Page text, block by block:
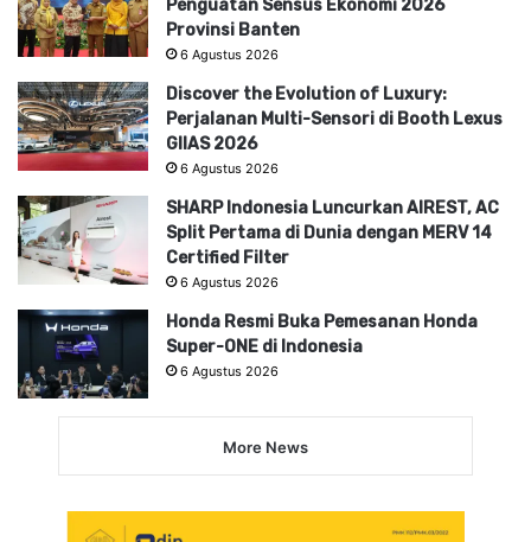
Penguatan Sensus Ekonomi 2026
Provinsi Banten
6 Agustus 2026
Discover the Evolution of Luxury:
Perjalanan Multi-Sensori di Booth Lexus
GIIAS 2026
6 Agustus 2026
SHARP Indonesia Luncurkan AIREST, AC
Split Pertama di Dunia dengan MERV 14
Certified Filter
6 Agustus 2026
Honda Resmi Buka Pemesanan Honda
Super-ONE di Indonesia
6 Agustus 2026
More News